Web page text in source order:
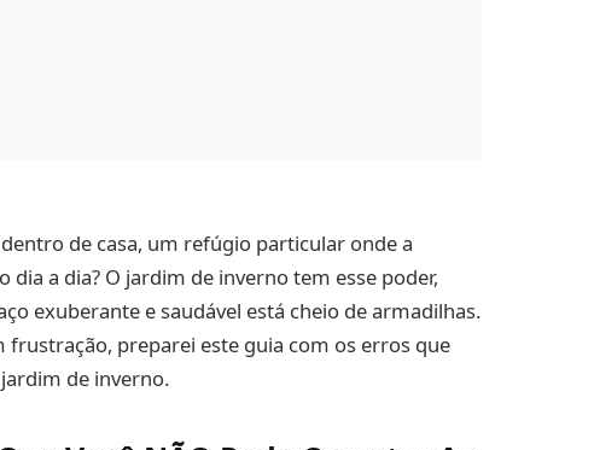
de casa, um refúgio particular onde a
a dia? O jardim de inverno tem esse poder,
exuberante e saudável está cheio de armadilhas.
preparei este guia com os erros que
de inverno.